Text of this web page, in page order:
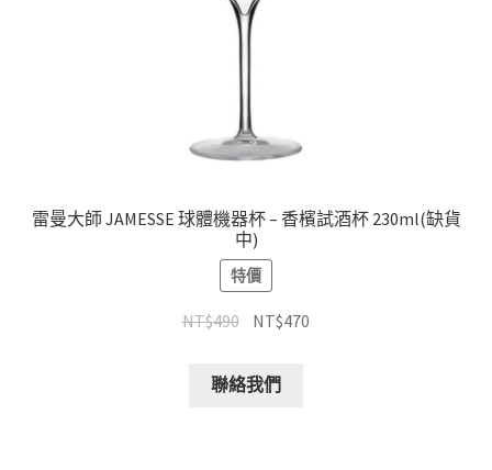
雷曼大師 JAMESSE 球體機器杯 – 香檳試酒杯 230ml(缺貨
中)
特價
NT$490 NT$470
聯絡我們